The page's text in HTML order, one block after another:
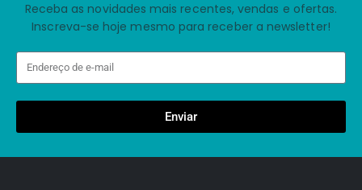
Receba as novidades mais recentes, vendas e ofertas.
Inscreva-se hoje mesmo para receber a newsletter!
Enviar